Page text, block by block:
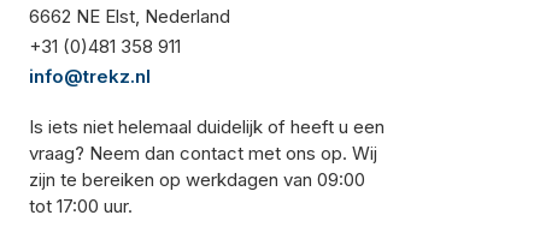
6662 NE Elst, Nederland
+31 (0)481 358 911
info@trekz.nl
Is iets niet helemaal duidelijk of heeft u een
vraag? Neem dan contact met ons op. Wij
zijn te bereiken op werkdagen van 09:00
tot 17:00 uur.